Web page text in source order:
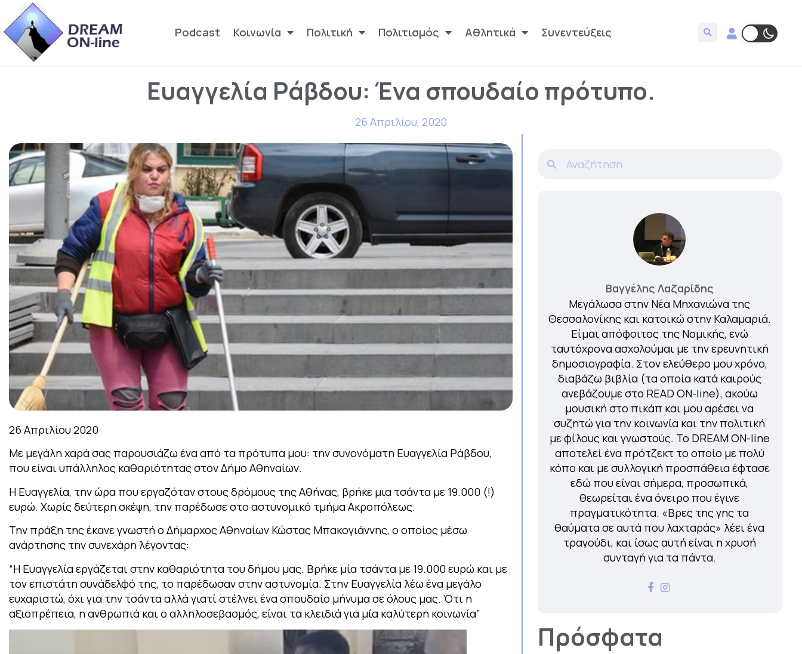
Podcast Κοινωνία Πολιτική Πολιτισμός Αθλητικά Συνεντεύξεις
Ευαγγελία Ράβδου: Ένα σπουδαίο πρότυπο.
26 Απριλίου, 2020
26 Απριλίου 2020
Με μεγάλη χαρά σας παρουσιάζω ένα από τα πρότυπα μου: την συνονόματη Ευαγγελία Ράβδου,
που είναι υπάλληλος καθαριότητας στον Δήμο Αθηναίων.
Η Ευαγγελία, την ώρα που εργαζόταν στους δρόμους της Αθήνας, βρήκε μια τσάντα με 19.000 (!)
ευρώ. Χωρίς δεύτερη σκέψη, την παρέδωσε στο αστυνομικό τμήμα Ακροπόλεως.
Την πράξη της έκανε γνωστή ο Δήμαρχος Αθηναίων Κώστας Μπακογιάννης, ο οποίος μέσω
ανάρτησης την συνεχάρη λέγοντας:
“Η Ευαγγελία εργάζεται στην καθαριότητα του δήμου μας. Βρήκε μία τσάντα με 19.000 ευρώ και με
τον επιστάτη συνάδελφό της, το παρέδωσαν στην αστυνομία. Στην Ευαγγελία λέω ένα μεγάλο
ευχαριστώ, όχι για την τσάντα αλλά γιατί στέλνει ένα σπουδαίο μήνυμα σε όλους μας. Ότι η
αξιοπρέπεια, η ανθρωπιά και ο αλληλοσεβασμός, είναι τα κλειδιά για μία καλύτερη κοινωνία”
Βαγγέλης Λαζαρίδης
Μεγάλωσα στην Νέα Μηχανιώνα της
Θεσσαλονίκης και κατοικώ στην Καλαμαριά.
Είμαι απόφοιτος της Νομικής, ενώ
ταυτόχρονα ασχολούμαι με την ερευνητική
δημοσιογραφία. Στον ελεύθερο μου χρόνο,
διαβάζω βιβλία (τα οποία κατά καιρούς
ανεβάζουμε στο READ ON-line), ακούω
μουσική στο πικάπ και μου αρέσει να
συζητώ για την κοινωνία και την πολιτική
με φίλους και γνωστούς. Το DREAM ON-line
αποτελεί ένα πρότζεκτ το οποίο με πολύ
κόπο και με συλλογική προσπάθεια έφτασε
εδώ που είναι σήμερα, προσωπικά,
θεωρείται ένα όνειρο που έγινε
πραγματικότητα. «Βρες της γης τα
θαύματα σε αυτά που λαχταράς» λέει ένα
τραγούδι, και ίσως αυτή είναι η χρυσή
συνταγή για τα πάντα.
Πρόσφατα